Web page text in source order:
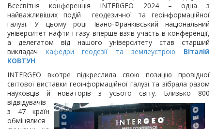
Всесвітня конференція INTERGEO 2024 – одна з
найважливіших подій геодезичної та геоінформаційної
галузі. У цьому році Івано-Франківський національний
університет нафти і газу вперше взяв участь в конференції,
а делегатом від нашого університету став старший
викладач кафедри геодезії та землеустрою
Віталій
КОВТУН.
INTERGEO вкотре підкреслила свою позицію провідної
світової виставки геоінформаційної галузі та зібрала разом
науковців й новаторів з усього світу. Близько 800
відвідувачів
з 47 країн
обмінялися